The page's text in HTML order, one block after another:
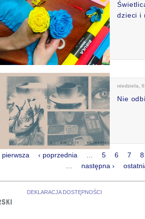
dzieci i
niedziela,
Nie
pierwsza ‹ poprzednia 5 6 7 8
następna ›
DEKLARACJA DOSTĘPNOŚCI